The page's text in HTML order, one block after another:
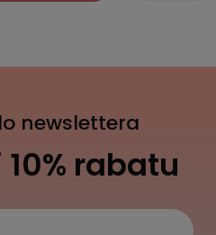
newslettera
rabatu